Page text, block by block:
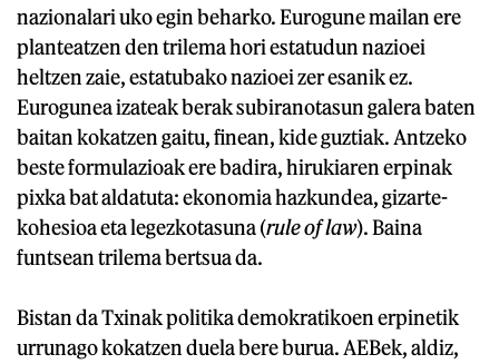
nazionalari uko egin beharko. Eurogune mailan ere
planteatzen den trilema hori estatudun nazioei
heltzen zaie, estatubako nazioei zer esanik ez.
Eurogunea izateak berak subiranotasun galera baten
baitan kokatzen gaitu, finean, kide guztiak. Antzeko
beste formulazioak ere badira, hirukiaren erpinak
pixka bat aldatuta: ekonomia hazkundea, gizarte-
kohesioa eta legezkotasuna (rule of law). Baina
funtsean trilema bertsua da.
Bistan da Txinak politika demokratikoen erpinetik
urrunago kokatzen duela bere burua. AEBek, aldiz,